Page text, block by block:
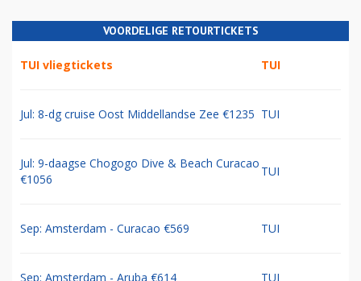
VOORDELIGE RETOURTICKETS
TUI vliegtickets TUI
Jul: 8-dg cruise Oost Middellandse Zee €1235 TUI
Jul: 9-daagse Chogogo Dive & Beach Curacao
€1056
TUI
Sep: Amsterdam - Curacao €569 TUI
Sep: Amsterdam - Aruba €614 TUI